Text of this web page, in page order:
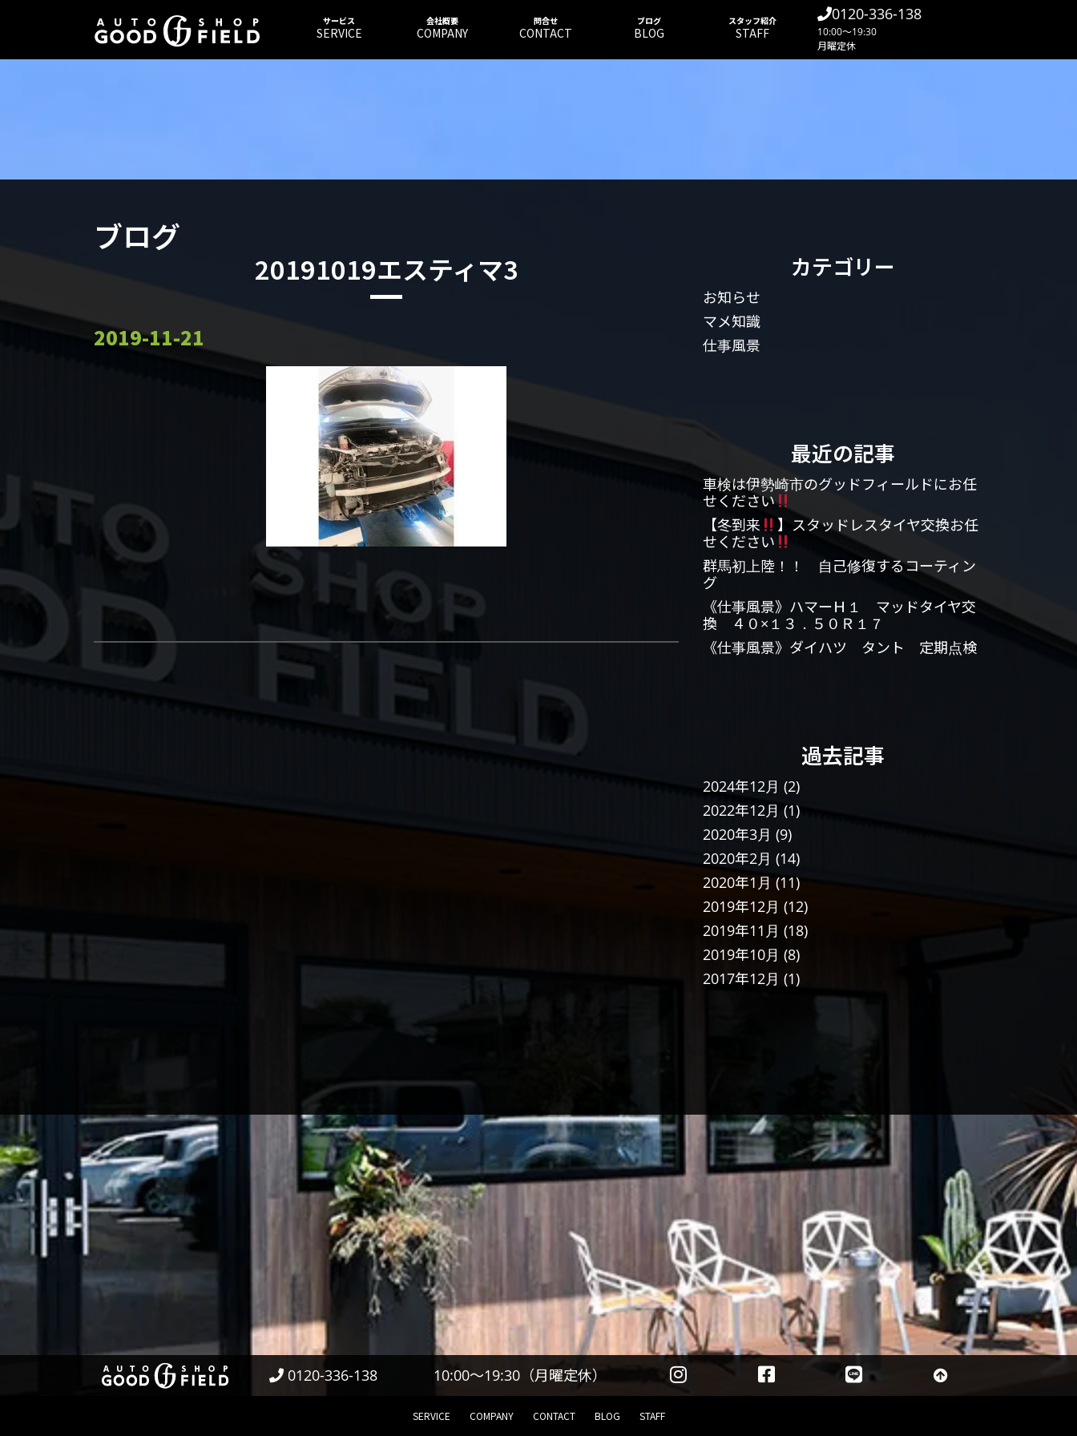
0120-336-138
10:00～19:30
月曜定休
サービス
SERVICE
会社概要
COMPANY
問合せ
CONTACT
ブログ
BLOG
スタッフ紹介
STAFF
ブログ
20191019エスティマ3
2019-11-21
カテゴリー
お知らせ
マメ知識
仕事風景
最近の記事
車検は伊勢崎市のグッドフィールドにお任
せください
【冬到来
】スタッドレスタイヤ交換お任
せください
群馬初上陸！！ 自己修復するコーティン
グ
《仕事風景》ハマーＨ１ マッドタイヤ交
換 ４０×１３．５０Ｒ１７
《仕事風景》ダイハツ タント 定期点検
過去記事
2024年12月 (2)
2022年12月 (1)
2020年3月 (9)
2020年2月 (14)
2020年1月 (11)
2019年12月 (12)
2019年11月 (18)
2019年10月 (8)
2017年12月 (1)
0120-336-138 10:00～19:30（月曜定休）
SERVICE COMPANY CONTACT BLOG STAFF